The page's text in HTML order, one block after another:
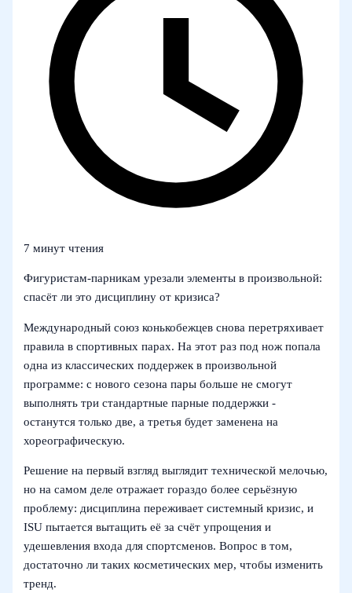
7 минут чтения
Фигуристам-парникам урезали элементы в произвольной:
спасёт ли это дисциплину от кризиса?
Международный союз конькобежцев снова перетряхивает
правила в спортивных парах. На этот раз под нож попала
одна из классических поддержек в произвольной
программе: с нового сезона пары больше не смогут
выполнять три стандартные парные поддержки -
останутся только две, а третья будет заменена на
хореографическую.
Решение на первый взгляд выглядит технической мелочью,
но на самом деле отражает гораздо более серьёзную
проблему: дисциплина переживает системный кризис, и
ISU пытается вытащить её за счёт упрощения и
удешевления входа для спортсменов. Вопрос в том,
достаточно ли таких косметических мер, чтобы изменить
тренд.